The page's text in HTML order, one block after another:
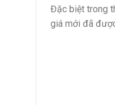
Đặc biệt trong
giá mới đã